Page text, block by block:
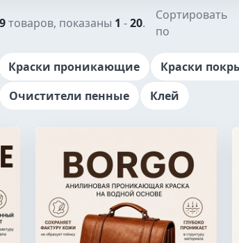
товаров, показаны 1 -20.
Сортировать
по
Краски проникающие Краски
Очистители пенные Клей